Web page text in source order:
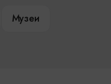
Музеи